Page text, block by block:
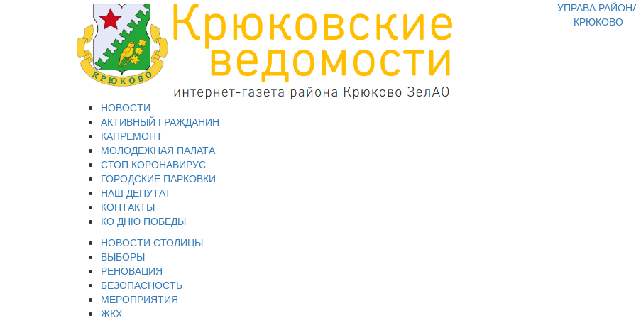
УПРАВА
КРЮКОВО
НОВОСТИ
АКТИВНЫЙ ГРАЖДАНИН
КАПРЕМОНТ
МОЛОДЕЖНАЯ ПАЛАТА
СТОП КОРОНАВИРУС
ГОРОДСКИЕ ПАРКОВКИ
НАШ ДЕПУТАТ
КОНТАКТЫ
КО ДНЮ ПОБЕДЫ
НОВОСТИ СТОЛИЦЫ
ВЫБОРЫ
РЕНОВАЦИЯ
БЕЗОПАСНОСТЬ
МЕРОПРИЯТИЯ
ЖКХ